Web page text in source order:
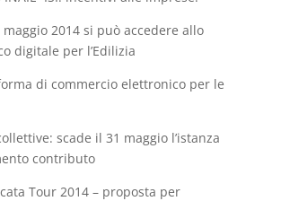
2014 si può accedere allo
digitale per l’Edilizia
di commercio elettronico per le
scade il 31 maggio l’istanza
contributo
Tour 2014 – proposta per